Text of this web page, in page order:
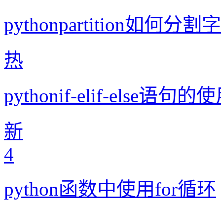
pythonpartition如何分割
热
pythonif-elif-else语句的
新
4
python函数中使用for循环